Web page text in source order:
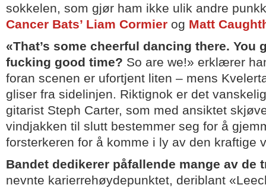
sokkelen, som gjør ham ikke ulik andre
Cancer Bats’ Liam Cormier og Matt
«That’s some cheerful dancing there. You
fucking good time? So are we!» erklærer
foran scenen er ufortjent liten – mens
gliser fra sidelinjen. Riktignok er det
gitarist Steph Carter, som med ansiktet
vindjakken til slutt bestemmer seg for å
forsterkeren for å komme i ly av den kraftige
Bandet dedikerer påfallende mange av de
nevnte karierrehøydepunktet, deriblant